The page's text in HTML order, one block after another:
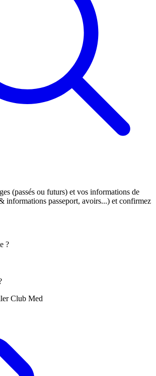
(passés ou futurs) et vos informations de
informations passeport, avoirs...) et confirmez
?
Club Med